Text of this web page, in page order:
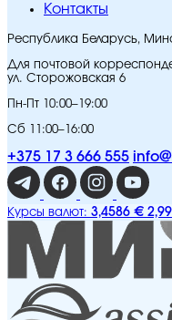
Контакты
Республика Беларусь,
Для почтовой
ул. Сторожовская 6
Пн-Пт 10:00–19:00
Сб 11:00–16:00
+375 17 3 666 555
Курсы валют: 3,4586 €